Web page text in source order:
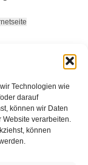
Technologien wie
darauf
können wir Daten
Website verarbeiten.
können
Feuerwehr
+++
Seckenhausen
im